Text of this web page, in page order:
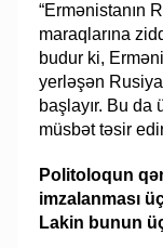
“Ermənistanın
maraqlarına
budur ki,
yerləşən
başlayır. Bu
müsbət təsir
Politoloqun
imzalanması
Lakin bunun